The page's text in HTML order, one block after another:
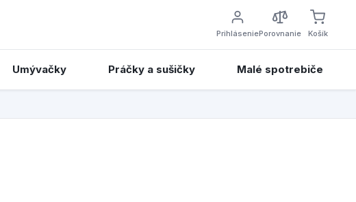
PrihláseniePorovnanie Košík
Umývačky Práčky a sušičky Malé spotrebiče